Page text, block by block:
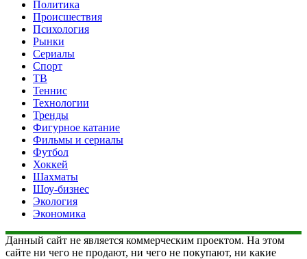
Политика
Происшествия
Психология
Рынки
Сериалы
Спорт
ТВ
Теннис
Технологии
Тренды
Фигурное катание
Фильмы и сериалы
Футбол
Хоккей
Шахматы
Шоу-бизнес
Экология
Экономика
Данный сайт не является коммерческим проектом. На этом
сайте ни чего не продают, ни чего не покупают, ни какие